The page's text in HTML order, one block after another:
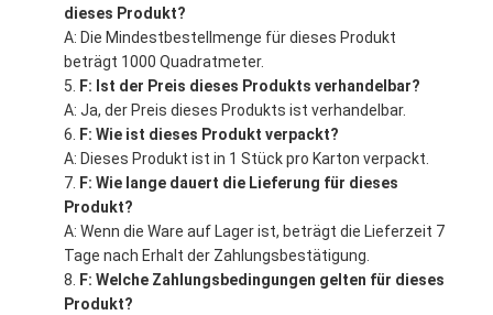
dieses Produkt?
A: Die Mindestbestellmenge für dieses Produkt
beträgt 1000 Quadratmeter.
F: Ist der Preis dieses Produkts verhandelbar?
A: Ja, der Preis dieses Produkts ist verhandelbar.
F: Wie ist dieses Produkt verpackt?
A: Dieses Produkt ist in 1 Stück pro Karton verpackt.
F: Wie lange dauert die Lieferung für dieses
Produkt?
A: Wenn die Ware auf Lager ist, beträgt die Lieferzeit 7
Tage nach Erhalt der Zahlungsbestätigung.
F: Welche Zahlungsbedingungen gelten für dieses
Produkt?